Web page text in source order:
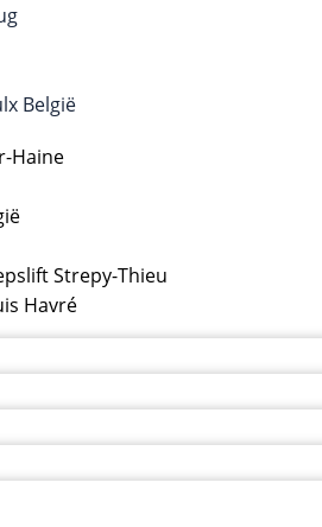
België
Haine
Strepy-Thieu
Havré